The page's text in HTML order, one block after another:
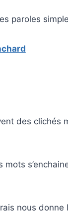
paroles
des clichés
mots
nous